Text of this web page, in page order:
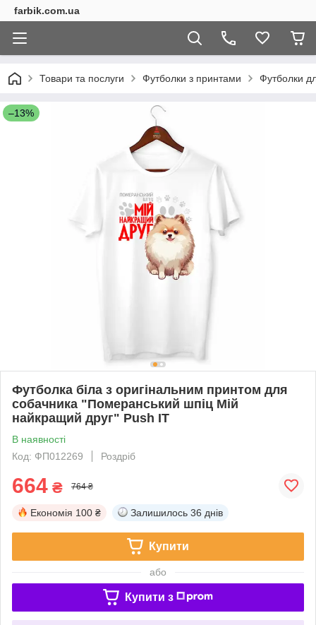
farbik.com.ua
Товари та послуги Футболки з принтами Футболки
–13%
Футболка біла з оригінальним принтом для
собачника "Померанський шпіц Мій
найкращий друг" Push IT
В наявності
Код: ФП012269
Роздріб
664 ₴ 764 ₴
Економія 100 ₴ Залишилось 36 днів
Купити
або
Купити з